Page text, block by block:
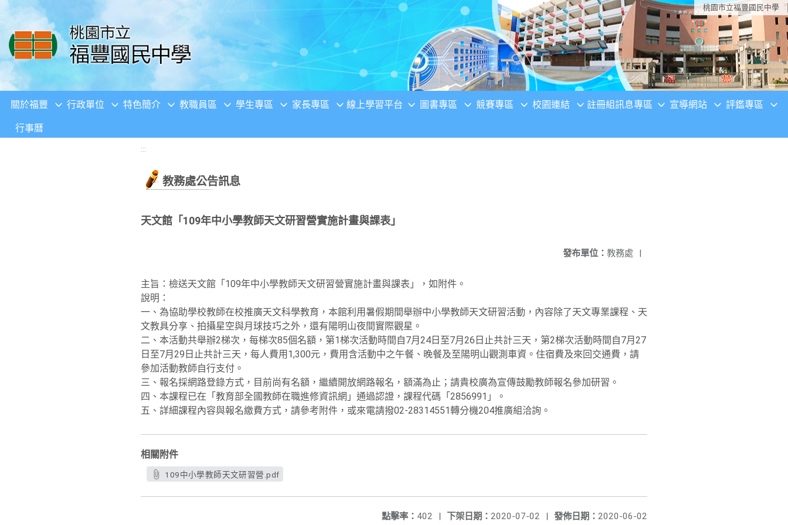
移至網頁之主要內容區位置 桃園市立福豐國民中學
關於福豐 行政單位 特色簡介 教職員區 學生專區 家長專區 線上學習平台 圖書專區 競賽專區 校園連結 註冊組訊息專區 宣導網站 評鑑專區
行事曆
:::
教務處公告訊息
天文館「109年中小學教師天文研習營實施計畫與課表」
發布單位： 教務處 |
主旨：檢送天文館「109年中小學教師天文研習營實施計畫與課表」，如附件。
說明：
一、為協助學校教師在校推廣天文科學教育，本館利用暑假期間舉辦中小學教師天文研習活動，內容除了天文專業課程、天
文教具分享、拍攝星空與月球技巧之外，還有陽明山夜間實際觀星。
二、本活動共舉辦2梯次，每梯次85個名額，第1梯次活動時間自7月24日至7月26日止共計三天，第2梯次活動時間自7月27
日至7月29日止共計三天，每人費用1,300元，費用含活動中之午餐、晚餐及至陽明山觀測車資。住宿費及來回交通費，請
參加活動教師自行支付。
三、報名採網路登錄方式，目前尚有名額，繼續開放網路報名，額滿為止；請貴校廣為宣傳鼓勵教師報名參加研習。
四、本課程已在「教育部全國教師在職進修資訊網」通過認證，課程代碼「2856991」。
五、詳細課程內容與報名繳費方式，請參考附件，或來電請撥02-28314551轉分機204推廣組洽詢。
相關附件
109中小學教師天文研習營.pdf
發佈日期： 2020-06-02
下架日期： 2020-07-02 |
點擊率： 402 |